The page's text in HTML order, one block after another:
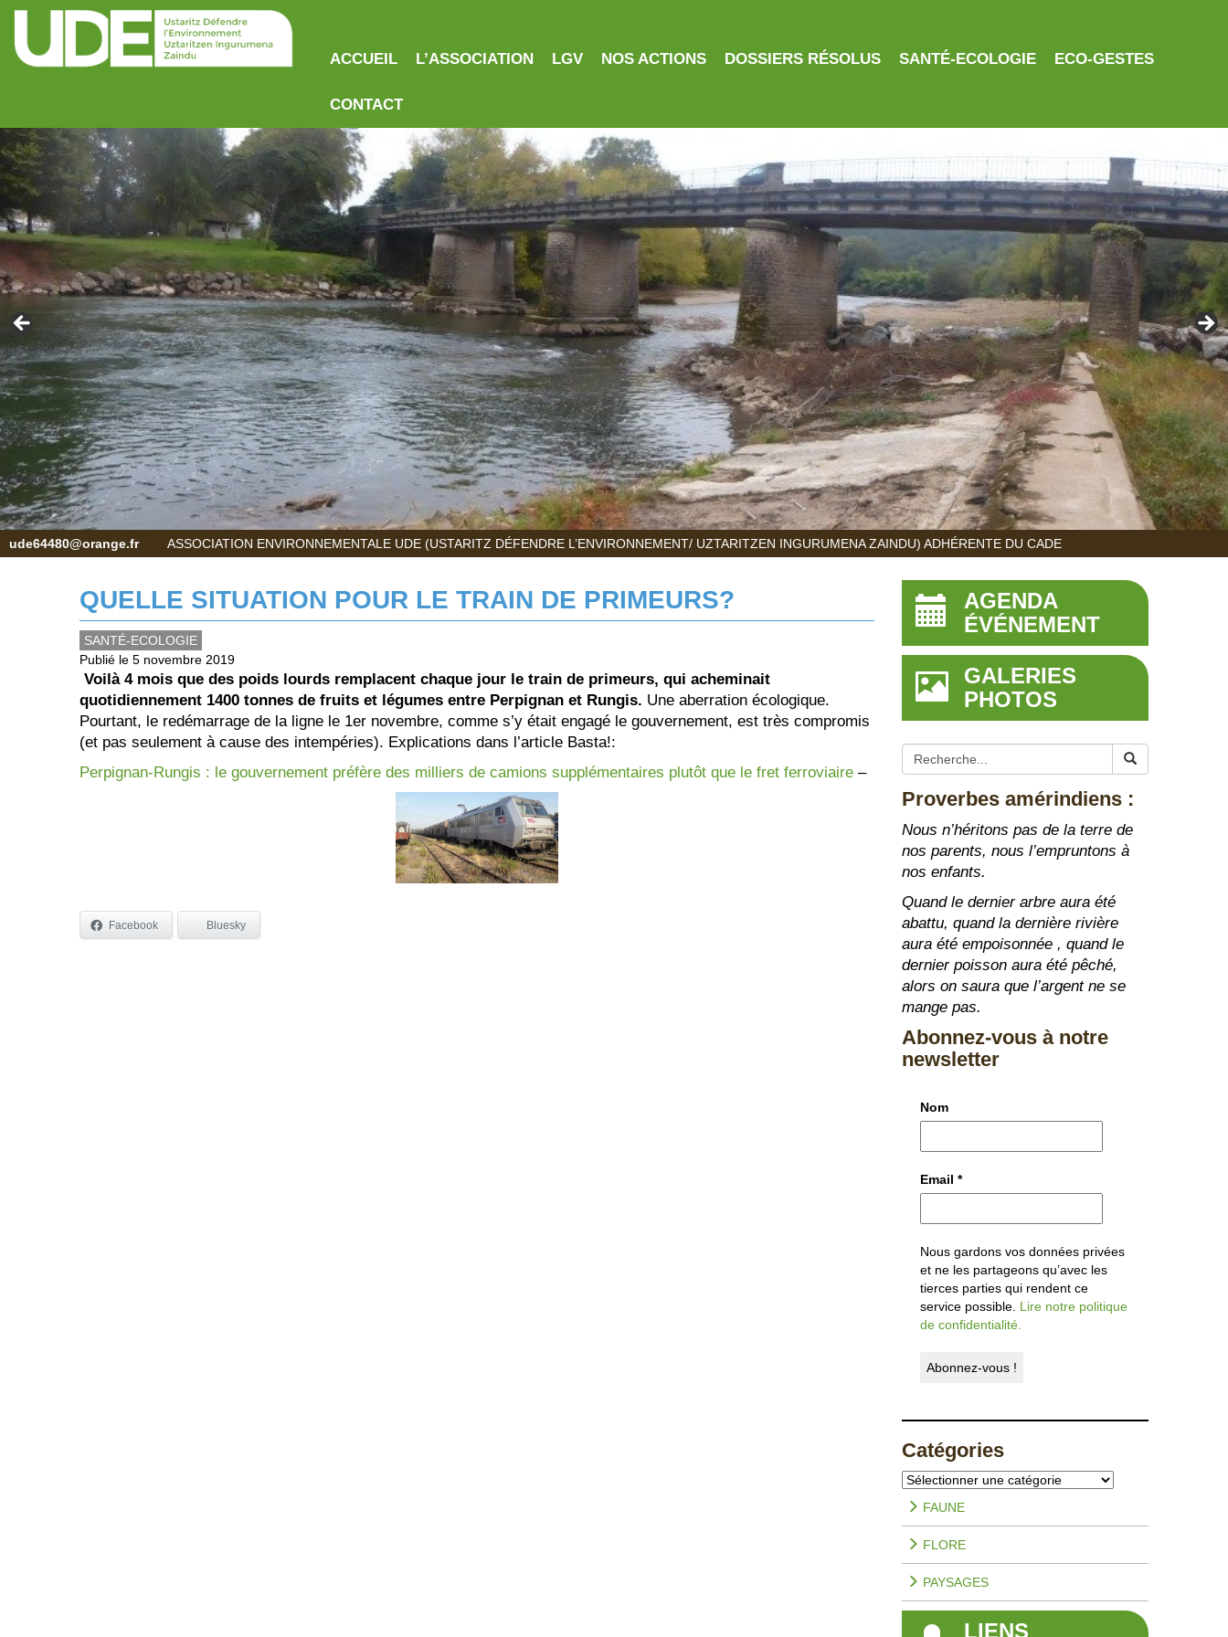
ACCUEIL L’ASSOCIATION LGV NOS ACTIONS DOSSIERS RÉSOLUS SANTÉ-ECOLOGIE ECO-GESTES
CONTACT
ASSOCIATION ENVIRONNEMENTALE UDE (USTARITZ DÉFENDRE L’ENVIRONNEMENT/ UZTARITZEN INGURUMENA ZAINDU) ADHÉRENTE DU CADE
ude64480@orange.fr
QUELLE SITUATION POUR LE TRAIN DE PRIMEURS?
SANTÉ-ECOLOGIE
Publié le 5 novembre 2019
Voilà 4 mois que des poids lourds remplacent chaque jour le train de primeurs, qui acheminait
quotidiennement 1400 tonnes de fruits et légumes entre Perpignan et Rungis. Une aberration écologique.
Pourtant, le redémarrage de la ligne le 1er novembre, comme s’y était engagé le gouvernement, est très compromis
(et pas seulement à cause des intempéries). Explications dans l’article Basta!:
Perpignan-Rungis : le gouvernement préfère des milliers de camions supplémentaires plutôt que le fret ferroviaire –
Facebook Bluesky
AGENDA
ÉVÉNEMENT
GALERIES
PHOTOS
Proverbes amérindiens :
Nous n’héritons pas de la terre de
nos parents, nous l’empruntons à
nos enfants.
Quand le dernier arbre aura été
abattu, quand la dernière rivière
aura été empoisonnée , quand le
dernier poisson aura été pêché,
alors on saura que l’argent ne se
mange pas.
Abonnez-vous à notre
newsletter
Nom
Email *
Nous gardons vos données privées
et ne les partageons qu’avec les
tierces parties qui rendent ce
service possible. Lire notre politique
de confidentialité.
Catégories
Catégories
FAUNE
FLORE
PAYSAGES
LIENS